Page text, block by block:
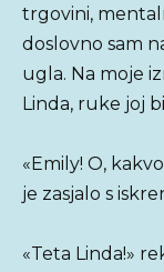
trgovini,
doslovno sam
ugla. Na moje
Linda, ruke joj
«Emily! O,
je zasjalo s
«Teta Linda!»